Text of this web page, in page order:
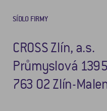
SÍDLO FIRMY
CROSS Zlín, a.s.
Průmyslová 1395
763 02 Zlín-